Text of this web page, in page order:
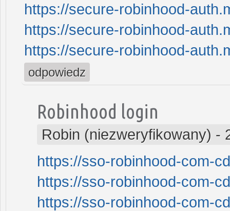
https://secure-robinhood-
https://secure-robinhood-
https://secure-robinhood-
odpowiedz
Robinhood login
Robin (niezweryfikowany) -
https://sso-robinhood-com-
https://sso-robinhood-com-
https://sso-robinhood-com-